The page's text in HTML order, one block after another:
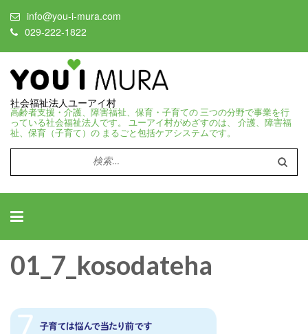
info@you-i-mura.com
029-222-1822
社会福祉法人ユーアイ村
高齢者支援・介護、障害福祉、保育・子育ての 三つの分野で事業を行
っている社会福祉法人です。 ユーアイ村がめざすのは、 介護、障害福
祉、保育（子育て）の まるごと包括ケアシステムです。
検
索:
01_7_kosodateha